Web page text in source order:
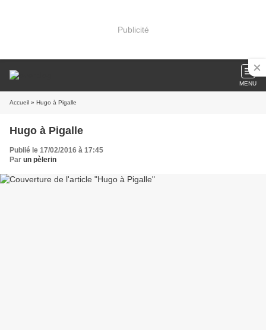
Publicité
MENU
Accueil » Hugo à Pigalle
Hugo à Pigalle
Publié le 17/02/2016 à 17:45
Par un pèlerin